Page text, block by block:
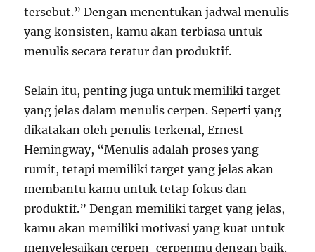
tersebut.” Dengan menentukan jadwal menulis
yang konsisten, kamu akan terbiasa untuk
menulis secara teratur dan produktif.
Selain itu, penting juga untuk memiliki target
yang jelas dalam menulis cerpen. Seperti yang
dikatakan oleh penulis terkenal, Ernest
Hemingway, “Menulis adalah proses yang
rumit, tetapi memiliki target yang jelas akan
membantu kamu untuk tetap fokus dan
produktif.” Dengan memiliki target yang jelas,
kamu akan memiliki motivasi yang kuat untuk
menyelesaikan cerpen-cerpenmu dengan baik.